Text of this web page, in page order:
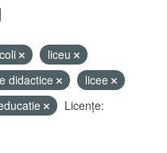
liceu
didactice
licee
Licenţe: